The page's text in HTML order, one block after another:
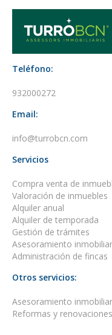
Teléfono:
932000272
Email:
info@turrobcn.com
Servicios
Compra venta de
Valoración de inmuebles
Alquiler anual
Alquiler de temporada
Gestión de trámites
Asesoramiento
Administración de fincas
Otros servicios:
Asesoramiento
Reformas y